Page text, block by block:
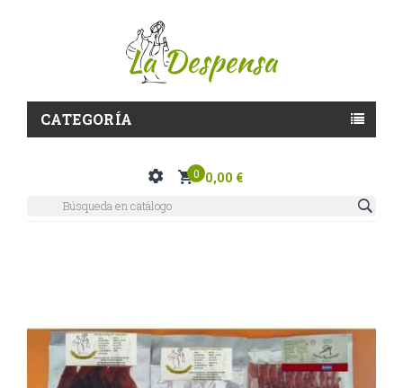
CATEGORÍA
0 0,00 €